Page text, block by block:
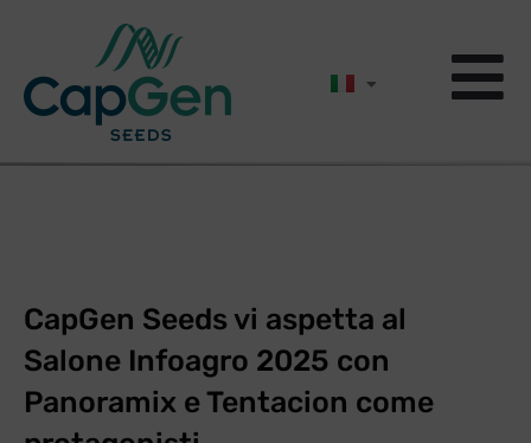
CapGen Seeds vi aspetta al
Salone Infoagro 2025 con
Panoramix e Tentacion come